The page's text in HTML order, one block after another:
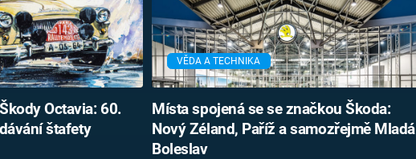
Octavia: 60.
štafety
VĚDA A TECHNIKA
Místa spojená se se značkou Škoda:
Nový Zéland, Paříž a samozřejmě Mladá
Boleslav